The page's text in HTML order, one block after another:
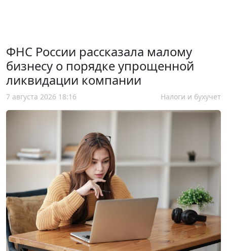
ФНС России рассказала малому
бизнесу о порядке упрощенной
ликвидации компании
7 августа 2026 18:16 Налоги и бухучет